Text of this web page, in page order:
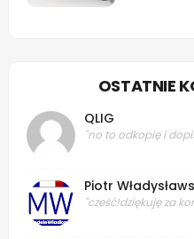
OSTATNIE
QLIG
"no to odkopię i
Piotr
"cześć!dziękuję za